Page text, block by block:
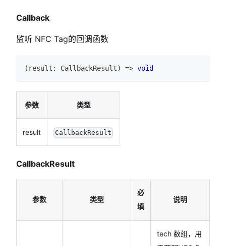
Callback
监听 NFC Tag的回调函数
( result : CallbackResult) => void
参数 类型
result CallbackResult
CallbackResult
参数 类型
必
填
说明
tech 数组，用